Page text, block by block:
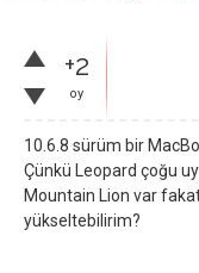
+2
oy
10.6.8 sürüm bir
Çünkü Leopard çoğu
Mountain Lion var
yükseltebilirim?